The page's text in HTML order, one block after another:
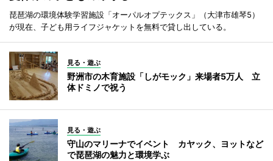
琵琶湖の環境体験学習施設「オーパルオプテックス」（大津市雄琴5）
が現在、子ども用ライフジャケットを無料で貸し出している。
見る・遊ぶ
野洲市の木育施設「しがモック」来場者5万人 立
体ドミノで祝う
見る・遊ぶ
守山のマリーナでイベント カヤック、ヨットなど
で琵琶湖の魅力と環境学ぶ